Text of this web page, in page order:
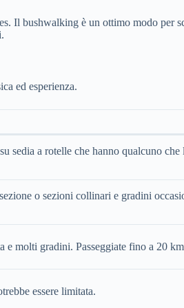
Il bushwalking è un ottimo modo per
ed esperienza.
a rotelle che hanno qualcuno che
o sezioni collinari e gradini
e molti gradini. Passeggiate fino a 20
essere limitata.